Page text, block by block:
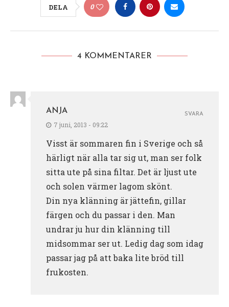
DELA 0
4 KOMMENTARER
ANJA
7 juni, 2013 - 09:22
Visst är sommaren fin i Sverige och så
härligt när alla tar sig ut, man ser folk
sitta ute på sina filtar. Det är ljust ute
och solen värmer lagom skönt.
Din nya klänning är jättefin, gillar
färgen och du passar i den. Man
undrar ju hur din klänning till
midsommar ser ut. Ledig dag som idag
passar jag på att baka lite bröd till
frukosten.
SVARA